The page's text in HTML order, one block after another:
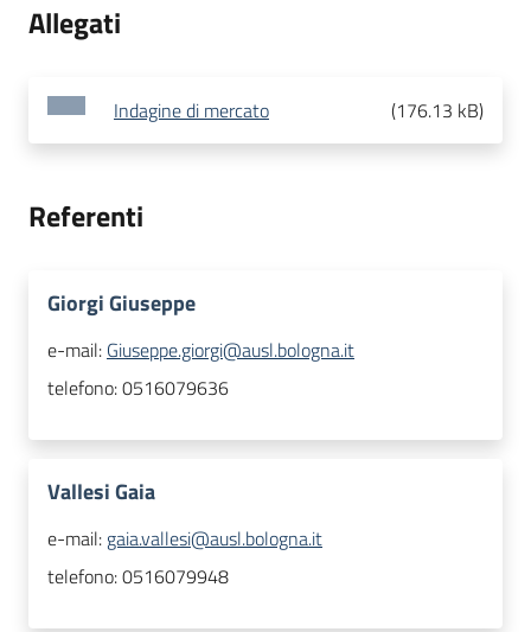
Allegati
Indagine di mercato (176.13 kB)
Referenti
Giorgi Giuseppe
e-mail: Giuseppe.giorgi@ausl.bologna.it
telefono:0516079636
Vallesi Gaia
e-mail: gaia.vallesi@ausl.bologna.it
telefono:0516079948